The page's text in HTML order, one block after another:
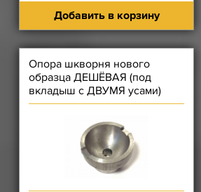
Добавить в корзину
Опора шкворня нового
образца ДЕШЁВАЯ (под
вкладыш с ДВУМЯ усами)